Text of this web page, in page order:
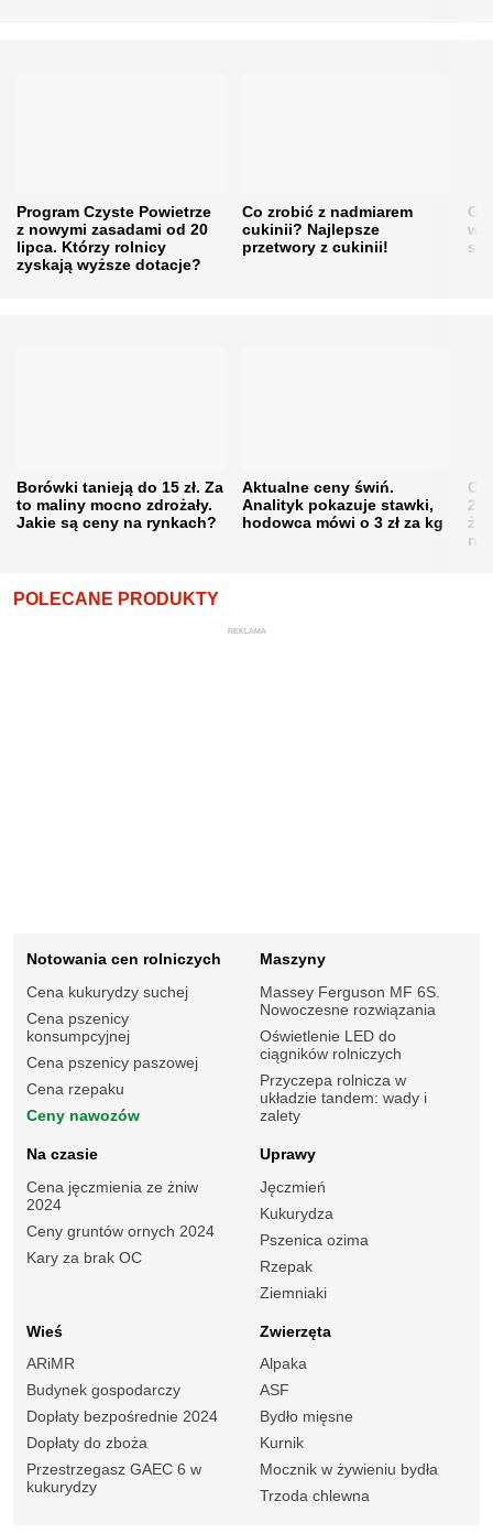
Program Czyste Powietrze
z nowymi zasadami od 20
lipca. Którzy rolnicy
zyskają wyższe dotacje?
Co zrobić z nadmiarem
cukinii? Najlepsze
przetwory z cukinii!
w
Borówki tanieją do 15 zł. Za
to maliny mocno zdrożały.
Jakie są ceny na rynkach?
Aktualne ceny świń.
Analityk pokazuje stawki,
hodowca mówi o 3 zł za kg
POLECANE PRODUKTY
REKLAMA
Notowania cen rolniczych
Cena kukurydzy suchej
Cena pszenicy
konsumpcyjnej
Cena pszenicy paszowej
Cena rzepaku
Ceny nawozów
Maszyny
Massey Ferguson MF 6S.
Nowoczesne rozwiązania
Oświetlenie LED do
ciągników rolniczych
Przyczepa rolnicza w
układzie tandem: wady i
zalety
Na czasie
Cena jęczmienia ze żniw
2024
Ceny gruntów ornych 2024
Kary za brak OC
Uprawy
Jęczmień
Kukurydza
Pszenica ozima
Rzepak
Ziemniaki
Wieś
ARiMR
Budynek gospodarczy
Dopłaty bezpośrednie 2024
Dopłaty do zboża
Przestrzegasz GAEC 6 w
kukurydzy
Zwierzęta
Alpaka
ASF
Bydło mięsne
Kurnik
Mocznik w żywieniu bydła
Trzoda chlewna